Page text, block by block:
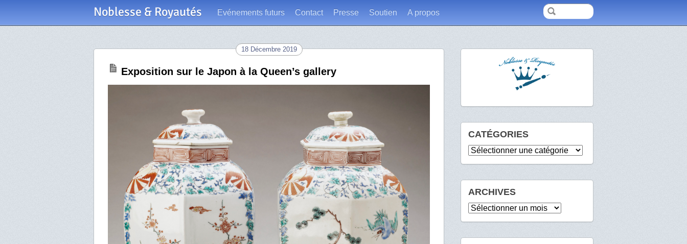
Noblesse & Royautés Evénements futurs Contact Presse Soutien A propos
18 Décembre 2019
Exposition sur le Japon à la Queen’s gallery
CATÉGORIES
Catégories
ARCHIVES
Archives